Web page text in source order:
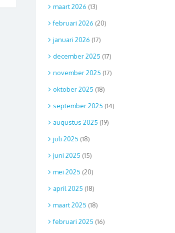
maart 2026 (13)
februari 2026 (20)
januari 2026 (17)
december 2025 (17)
november 2025 (17)
oktober 2025 (18)
september 2025 (14)
augustus 2025 (19)
juli 2025 (18)
juni 2025 (15)
mei 2025 (20)
april 2025 (18)
maart 2025 (18)
februari 2025 (16)